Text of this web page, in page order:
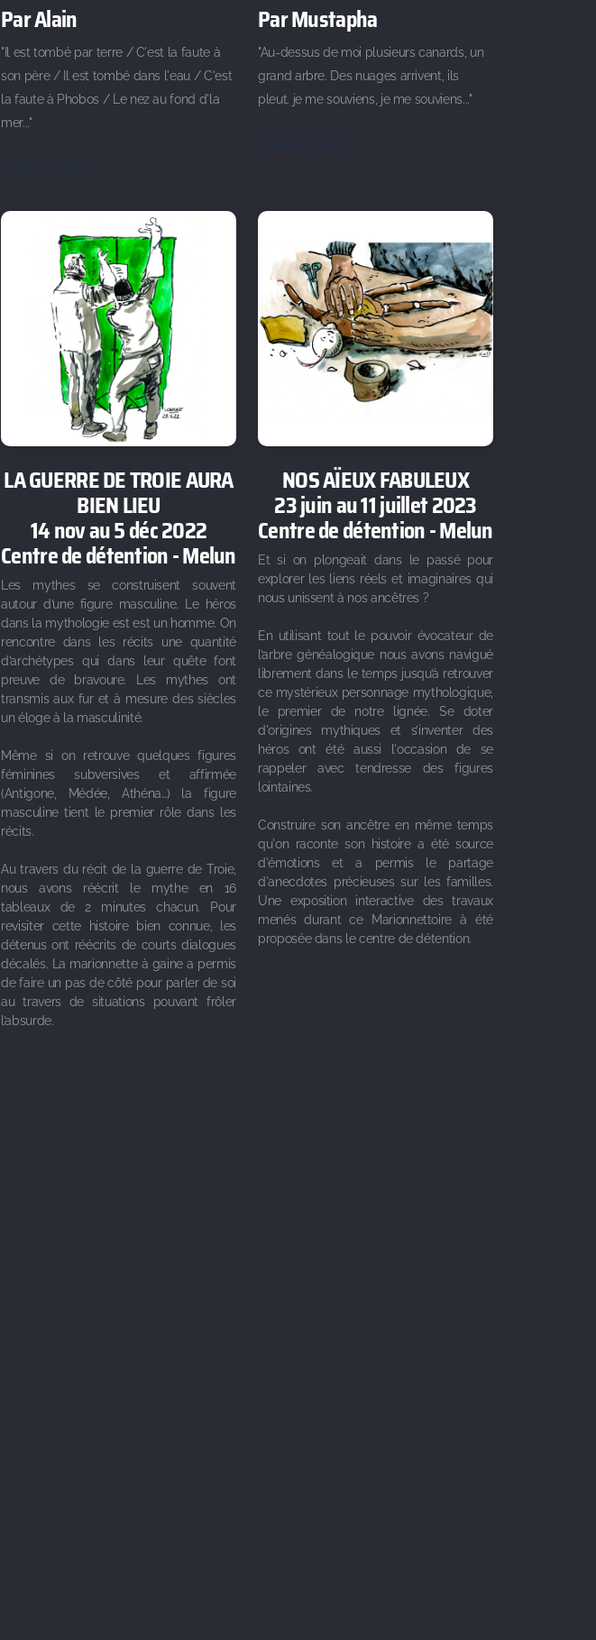
Par Alain
"Il est tombé par terre / C'est la faute à
son père / Il est tombé dans l'eau / C'est
la faute à Phobos / Le nez au fond d'la
mer..."
Par Mustapha
"Au-dessus de moi plusieurs canards, un
grand arbre. Des nuages arrivent, ils
pleut. je me souviens, je me souviens..."
LA GUERRE DE TROIE AURA
BIEN LIEU
14 nov au 5 déc 2022
Centre de détention - Melun
Les mythes se construisent souvent
autour d’une figure masculine. Le héros
dans la mythologie est est un homme. On
rencontre dans les récits une quantité
d’archétypes qui dans leur quête font
preuve de bravoure. Les mythes ont
transmis aux fur et à mesure des siècles
un éloge à la masculinité.
Même si on retrouve quelques figures
féminines subversives et affirmée
(Antigone, Médée, Athéna…) la figure
masculine tient le premier rôle dans les
récits.
Au travers du récit de la guerre de Troie,
nous avons réécrit le mythe en 16
tableaux de 2 minutes chacun. Pour
revisiter cette histoire bien connue, les
détenus ont réécrits de courts dialogues
décalés. La marionnette à gaine a permis
de faire un pas de côté pour parler de soi
au travers de situations pouvant frôler
l’absurde.
NOS AÏEUX FABULEUX
23 juin au 11 juillet 2023
Centre de détention - Melun
Et si on plongeait dans le passé pour
explorer les liens réels et imaginaires qui
nous unissent à nos ancêtres ?
En utilisant tout le pouvoir évocateur de
l’arbre généalogique nous avons navigué
librement dans le temps jusqu’à retrouver
ce mystérieux personnage mythologique,
le premier de notre lignée. Se doter
d'origines mythiques et s’inventer des
héros ont été aussi l'occasion de se
rappeler avec tendresse des figures
lointaines.
Construire son ancêtre en même temps
qu'on raconte son histoire a été source
d'émotions et a permis le partage
d'anecdotes précieuses sur les familles.
Une exposition interactive des travaux
menés durant ce Marionnettoire à été
proposée dans le centre de détention.